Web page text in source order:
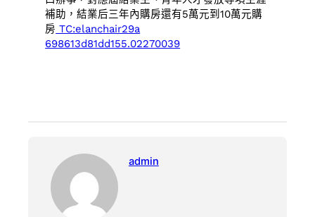
補助，結業后三年內購房還有5萬元到10萬元購
房 TC:elanchair29a
698613d81dd155.02270039
admin